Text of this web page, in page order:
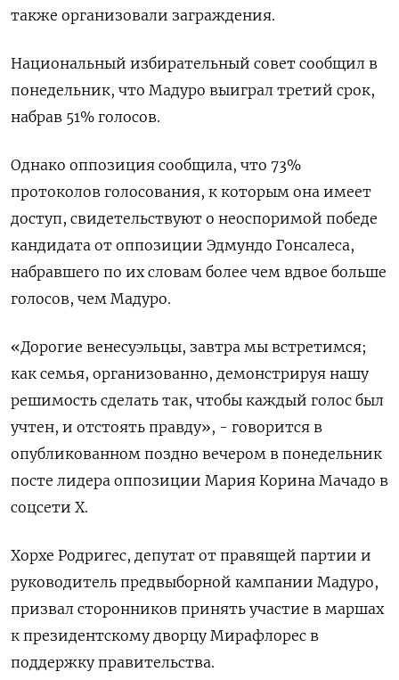
также организовали заграждения.
Национальный избирательный совет сообщил в
понедельник, что Мадуро выиграл третий срок,
набрав 51% голосов.
Однако оппозиция сообщила, что 73%
протоколов голосования, к которым она имеет
доступ, свидетельствуют о неоспоримой победе
кандидата от оппозиции Эдмундо Гонсалеса,
набравшего по их словам более чем вдвое больше
голосов, чем Мадуро.
«Дорогие венесуэльцы, завтра мы встретимся;
как семья, организованно, демонстрируя нашу
решимость сделать так, чтобы каждый голос был
учтен, и отстоять правду», - говорится в
опубликованном поздно вечером в понедельник
посте лидера оппозиции Мария Корина Мачадо в
соцсети X.
Хорхе Родригес, депутат от правящей партии и
руководитель предвыборной кампании Мадуро,
призвал сторонников принять участие в маршах
к президентскому дворцу Мирафлорес в
поддержку правительства.